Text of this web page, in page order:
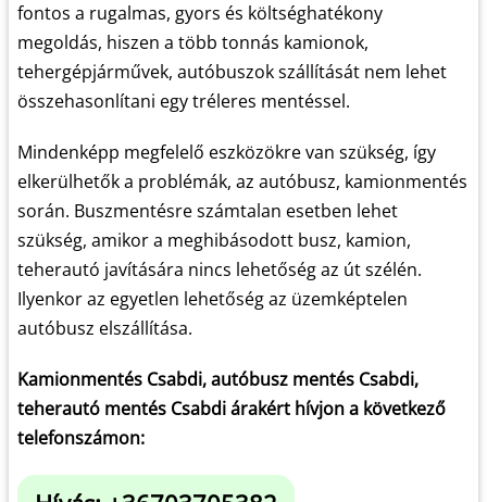
fontos a rugalmas, gyors és költséghatékony
megoldás, hiszen a több tonnás kamionok,
tehergépjárművek, autóbuszok szállítását nem lehet
összehasonlítani egy tréleres mentéssel.
Mindenképp megfelelő eszközökre van szükség, így
elkerülhetők a problémák, az autóbusz, kamionmentés
során. Buszmentésre számtalan esetben lehet
szükség, amikor a meghibásodott busz, kamion,
teherautó javítására nincs lehetőség az út szélén.
Ilyenkor az egyetlen lehetőség az üzemképtelen
autóbusz elszállítása.
Kamionmentés Csabdi, autóbusz mentés Csabdi,
teherautó mentés Csabdi árakért hívjon a következő
telefonszámon: